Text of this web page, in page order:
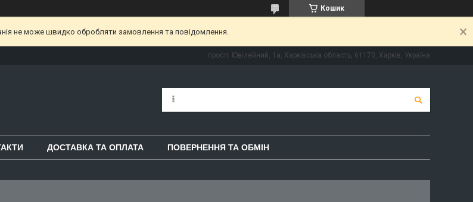
Кошик
не може швидко обробляти замовлення та повідомлення.
просп. Ювілейний, 1а, Харківська область, 61170, Харків, Україна
ДОСТАВКА ТА ОПЛАТА ПОВЕРНЕННЯ ТА ОБМІН